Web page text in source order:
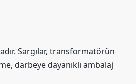
Sargılar, transformatörün
darbeye dayanıklı ambalaj